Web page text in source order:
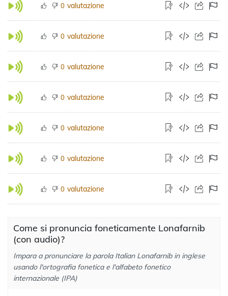
0 valutazione
0 valutazione
0 valutazione
0 valutazione
0 valutazione
0 valutazione
0 valutazione
Come si pronuncia foneticamente Lonafarnib
(con audio)?
Impara a pronunciare la parola Italian Lonafarnib in inglese
usando l'ortografia fonetica e l'alfabeto fonetico
internazionale (IPA)